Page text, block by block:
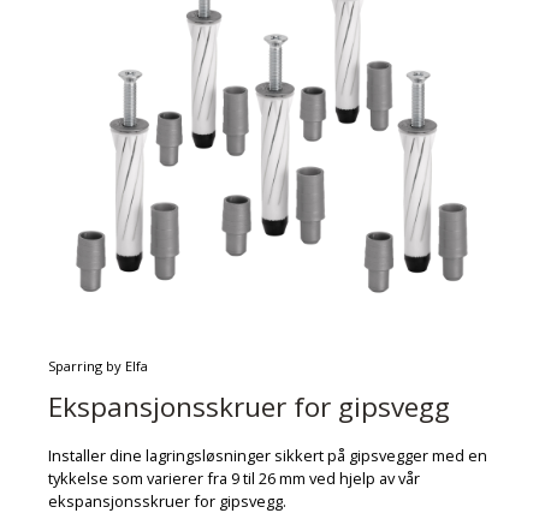
Sparring by Elfa
Ekspansjonsskruer for gipsvegg
Installer dine lagringsløsninger sikkert på gipsvegger med en
tykkelse som varierer fra 9 til 26 mm ved hjelp av vår
ekspansjonsskruer for gipsvegg.